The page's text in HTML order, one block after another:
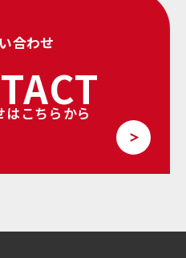
合わせ
はこちらから